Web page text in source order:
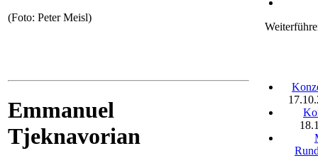
(Foto: Peter Meisl)
Emmanuel
Tjeknavorian